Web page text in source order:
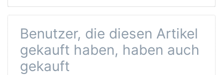
Benutzer, die diesen Artikel
gekauft haben, haben auch
gekauft